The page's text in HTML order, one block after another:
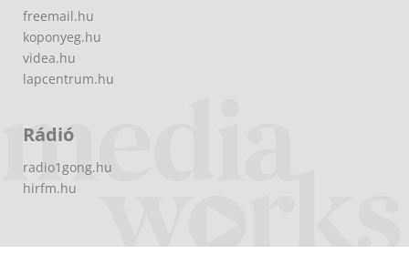
freemail.hu
koponyeg.hu
videa.hu
lapcentrum.hu
Rádió
radio1gong.hu
hirfm.hu